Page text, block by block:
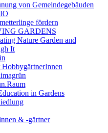
von Gemeindegebäuden
fördern
GARDENS
Nature Garden and
It
in Gardens
& -gärtner